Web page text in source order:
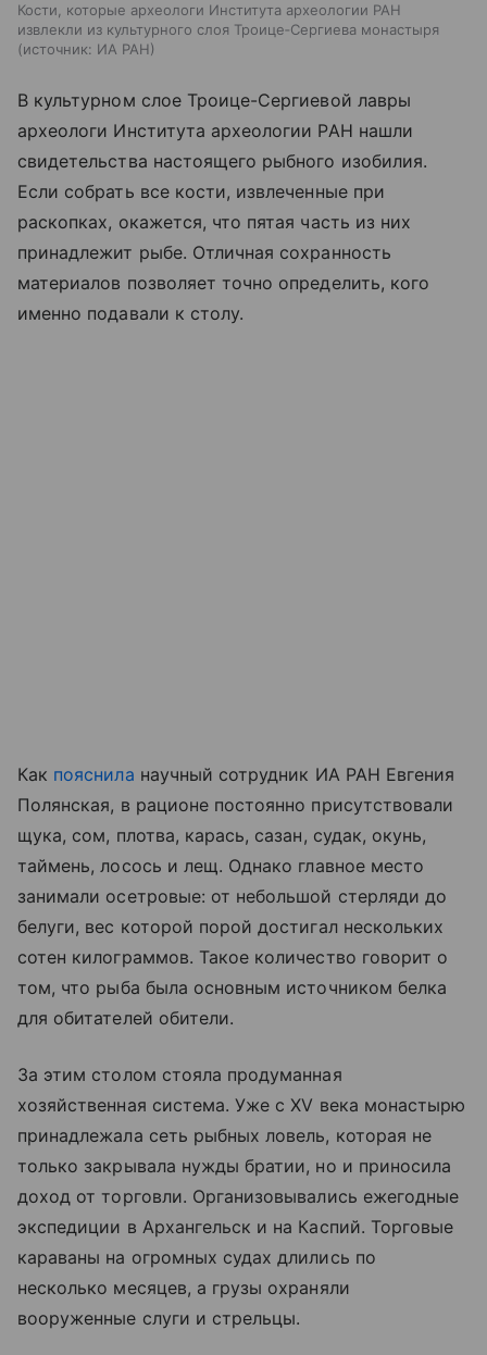
Кости, которые археологи Института археологии РАН
извлекли из культурного слоя Троице‑Сергиева монастыря
источник: ИА РАН
В культурном слое Троице-Сергиевой лавры
археологи Института археологии РАН нашли
свидетельства настоящего рыбного изобилия.
Если собрать все кости, извлеченные при
раскопках, окажется, что пятая часть из них
принадлежит рыбе. Отличная сохранность
материалов позволяет точно определить, кого
именно подавали к столу.
Как пояснила научный сотрудник ИА РАН Евгения
Полянская, в рационе постоянно присутствовали
щука, сом, плотва, карась, сазан, судак, окунь,
таймень, лосось и лещ. Однако главное место
занимали осетровые: от небольшой стерляди до
белуги, вес которой порой достигал нескольких
сотен килограммов. Такое количество говорит о
том, что рыба была основным источником белка
для обитателей обители.
За этим столом стояла продуманная
хозяйственная система. Уже с XV века монастырю
принадлежала сеть рыбных ловель, которая не
только закрывала нужды братии, но и приносила
доход от торговли. Организовывались ежегодные
экспедиции в Архангельск и на Каспий. Торговые
караваны на огромных судах длились по
несколько месяцев, а грузы охраняли
вооруженные слуги и стрельцы.